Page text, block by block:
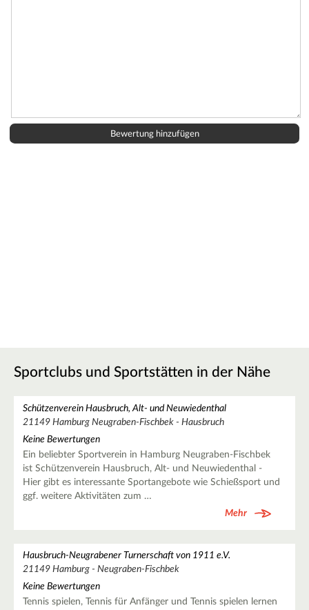
Sportclubs und Sportstätten in der Nähe
Schützenverein Hausbruch, Alt- und Neuwiedenthal
21149 Hamburg Neugraben-Fischbek - Hausbruch
Keine Bewertungen
Ein beliebter Sportverein in Hamburg Neugraben-Fischbek
ist Schützenverein Hausbruch, Alt- und Neuwiedenthal -
Hier gibt es interessante Sportangebote wie Schießsport und
ggf. weitere Aktivitäten zum …
Mehr
Hausbruch-Neugrabener Turnerschaft von 1911 e.V.
21149 Hamburg - Neugraben-Fischbek
Keine Bewertungen
Tennis spielen, Tennis für Anfänger und Tennis spielen lernen